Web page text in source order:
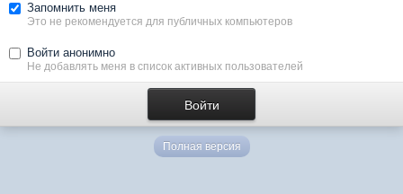
Запомнить меня
Это не рекомендуется для публичных компьютеров
Войти анонимно
Не добавлять меня в список активных пользователей
Полная версия